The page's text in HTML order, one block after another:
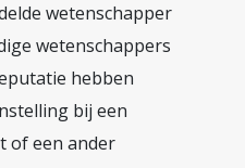
wetenschapper
wetenschappers
hebben
bij een
of een ander